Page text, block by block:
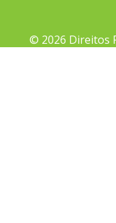
© 2026 Direitos